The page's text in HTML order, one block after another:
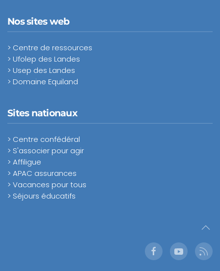
Nos sites web
> Centre de ressources
> Ufolep des Landes
> Usep des Landes
> Domaine Equiland
Sites nationaux
> Centre confédéral
> S'associer pour agir
> Affiligue
> APAC assurances
> Vacances pour tous
> Séjours éducatifs